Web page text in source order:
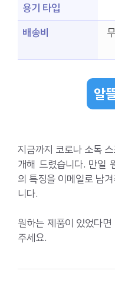
용기 타입
배송비
알
지금까지 코로나 소독
개해 드렸습니다. 만일
의 특징을 이메일로 남
니다.
원하는 제품이 있었다
주세요.